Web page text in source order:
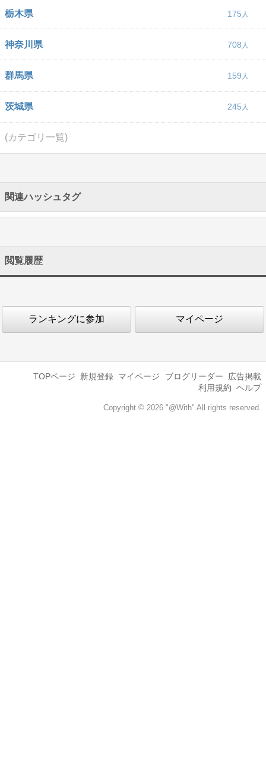
栃木県 175
神奈川県 708
群馬県 159
茨城県 245
(カテゴリ一覧)
関連ハッシュタグ
閲覧履歴
ランキングに参加 マイページ
TOPページ 新規登録 マイページ ブログリーダー
広告掲載
利用規約 ヘルプ
Copyright © 2026 "@With" All rights reserved.